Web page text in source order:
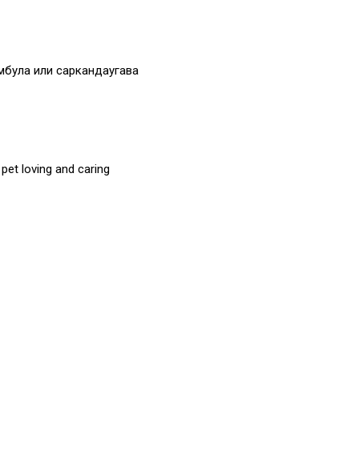
или саркандаугава
loving and caring